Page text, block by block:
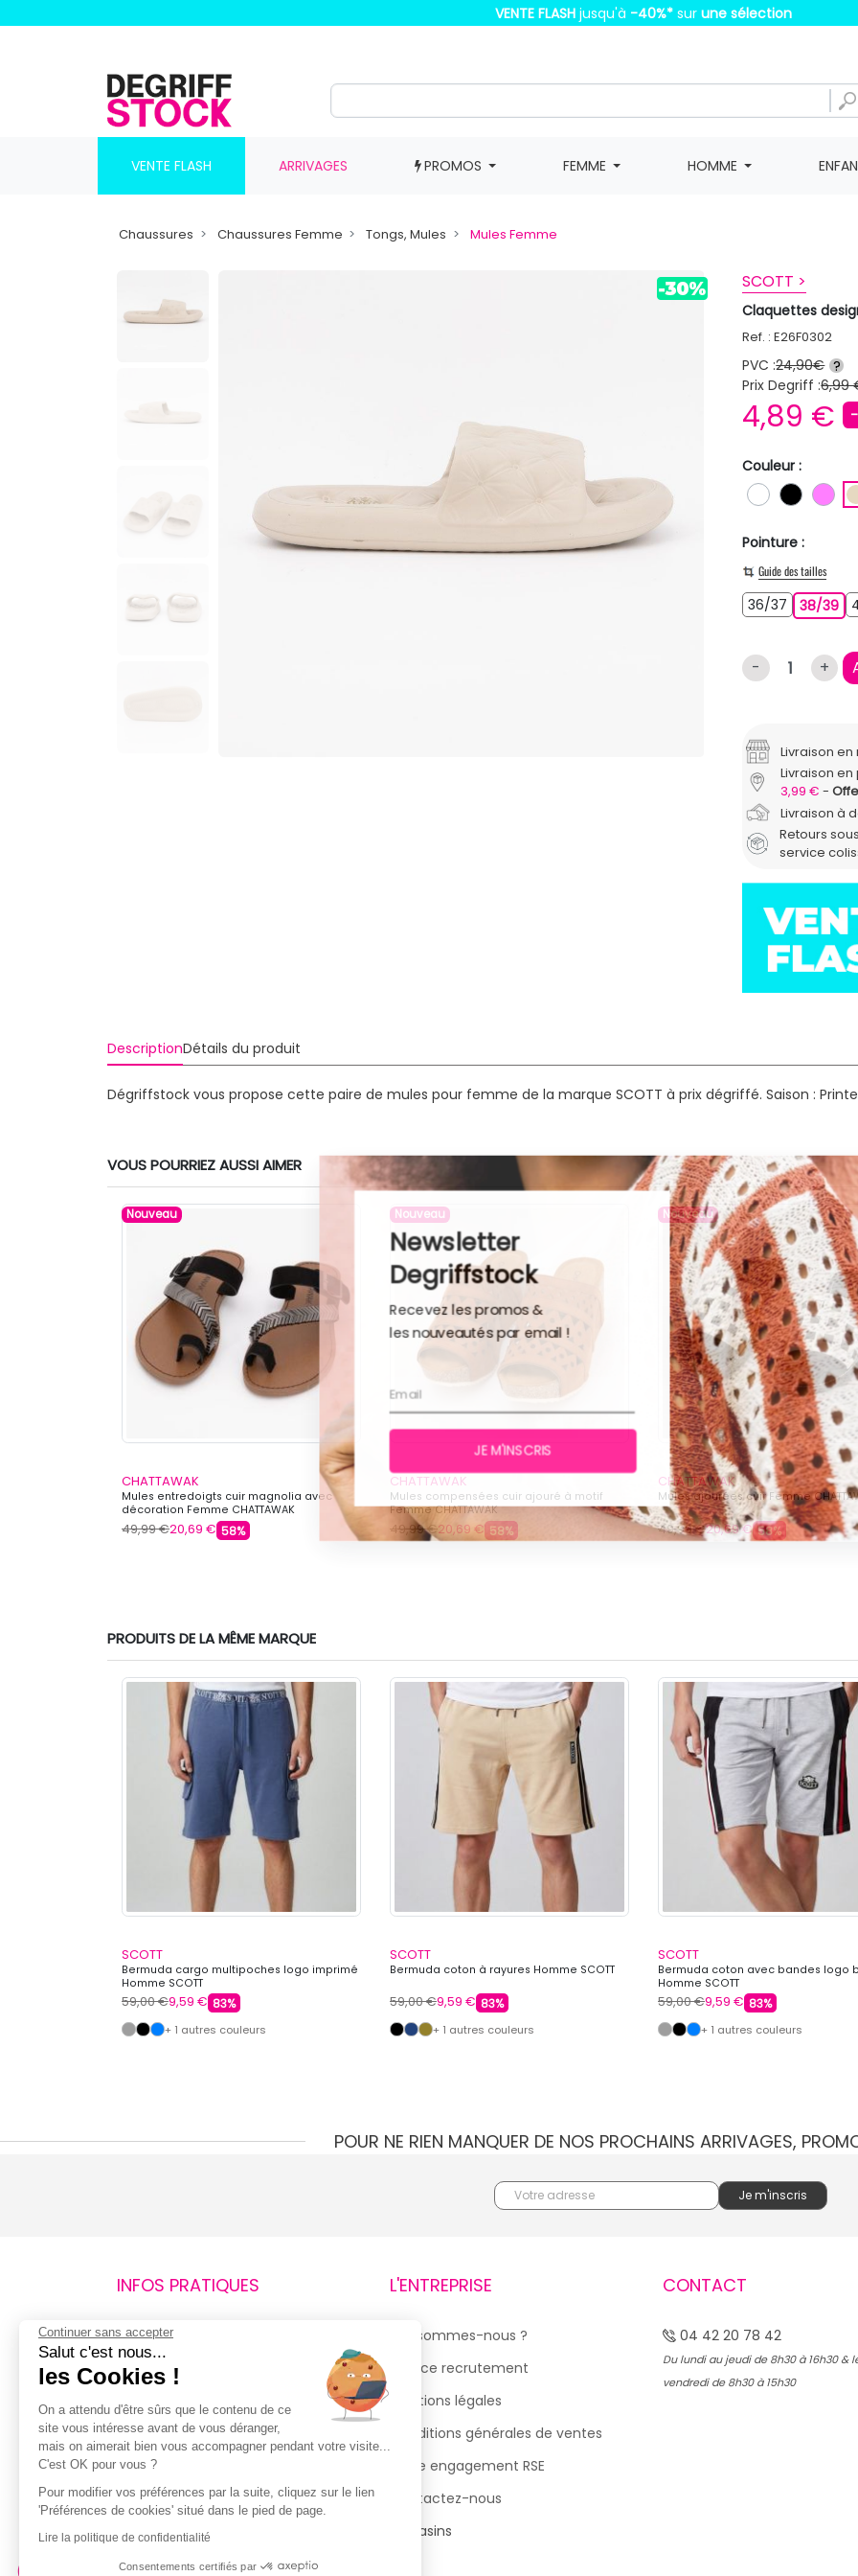
VENTE FLASH jusqu'à -40%* sur une sélection
VENTE FLASH ARRIVAGES PROMOS FEMME HOMME
Chaussures Chaussures Femme Tongs, Mules Mules Femme
SCOTT >
Claquettes
Ref. : E26F0302
PVC :24,90€ ?
Prix Degriff :6,99
4,89 €
Couleur :
BLANCNOIR
Pointure :
Guide des tailles
36/37 36/37
38/39
- +
Livraison
Livraison
3,99 €
Livraison à
Retours
service
DescriptionDétails du produit
Dégriffstock vous propose cette paire de mules pour femme de la marque SCOTT à prix dégriffé. Saison :
VOUS POURRIEZ AUSSI AIMER
Nouveau
CHATTAWAK
Mules entredoigts cuir magnolia avec
décoration Femme CHATTAWAK
49,99 €20,69 € 58%
Nouveau
CHATTAWAK
Mules compensées cuir ajouré à motif
Femme CHATTAWAK
49,99 €20,69 € 58%
Nouveau
CHATTAWAK
Mules ajourées cuir Femme
49,99 €20,69 € 58%
PRODUITS DE LA MÊME MARQUE
SCOTT
Bermuda cargo multipoches logo imprimé
Homme SCOTT
59,00 €9,59 € 83%
+ 1 autres couleurs
SCOTT
Bermuda coton à rayures Homme SCOTT
59,00 €9,59 € 83%
+ 1 autres couleurs
SCOTT
Bermuda coton avec bandes logo
Homme SCOTT
59,00 €9,59 € 83%
+ 1 autres couleurs
POUR NE RIEN MANQUER DE NOS PROCHAINS ARRIVAGES,
INFOS PRATIQUES
Retours et remboursements
Suivi de commande
Livraisons
Guide des tailles
Politique de confidentialité
Conditions générales d’utilisation
de la Carte de Fidélité
L'ENTREPRISE
Qui sommes-nous ?
Espace recrutement
Mentions légales
Conditions générales de ventes
Notre engagement RSE
Contactez-nous
Magasins
CONTACT
04 42 20 78 42
Du lundi au jeudi de 8h30 à 16h30 &
vendredi de 8h30 à 15h30
Continuer sans accepter
Salut c'est nous...
les Cookies !
On a attendu d'être sûrs que le contenu de ce
site vous intéresse avant de vous déranger,
mais on aimerait bien vous accompagner pendant votre visite...
C'est OK pour vous ?
Pour modifier vos préférences par la suite, cliquez sur le lien
'Préférences de cookies' situé dans le pied de page.
Lire la politique de confidentialité
Consentements certifiés par
Newsletter
Degriffstock
Recevez les promos &
les nouveautés par email !